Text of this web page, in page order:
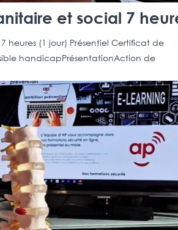
et social 7
heures (1 jour) Présentiel Certificat de
handicapPrésentationAction de